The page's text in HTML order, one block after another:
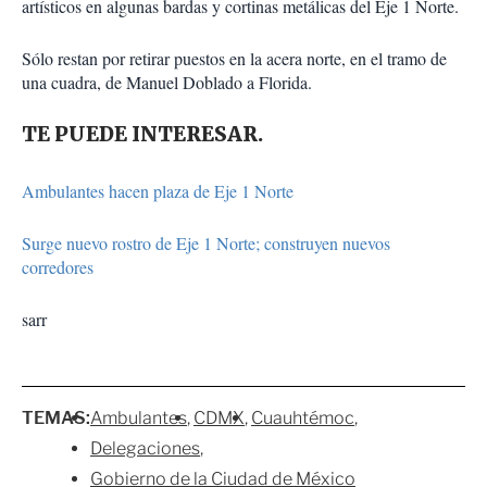
artísticos en algunas bardas y cortinas metálicas del Eje 1 Norte.
Sólo restan por retirar puestos en la acera norte, en el tramo de
una cuadra, de Manuel Doblado a Florida.
TE PUEDE INTERESAR.
Ambulantes hacen plaza de Eje 1 Norte
Surge nuevo rostro de Eje 1 Norte; construyen nuevos
corredores
sarr
TEMAS:Ambulantes CDMX Cuauhtémoc
Delegaciones
Gobierno de la Ciudad de México